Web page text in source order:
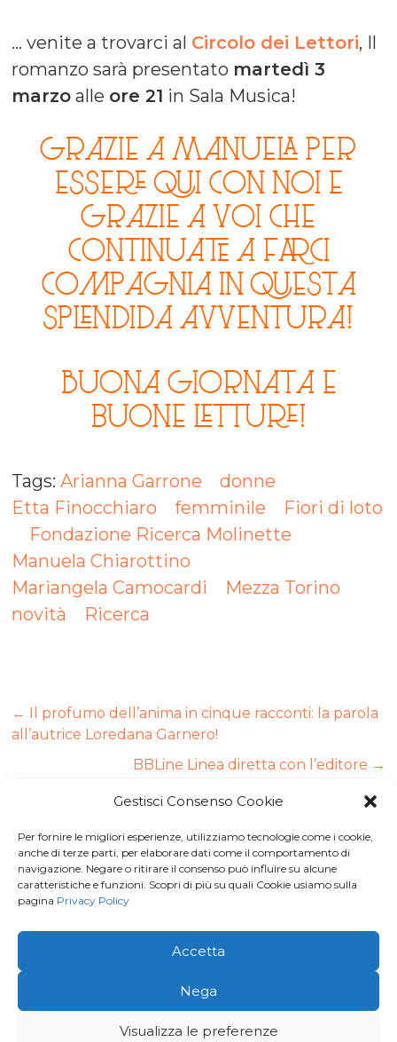
Gestisci Consenso Cookie
Per fornire le migliori esperienze, utilizziamo tecnologie come i cookie,
anche di terze parti, per elaborare dati come il comportamento di
navigazione. Negare o ritirare il consenso può influire su alcune
caratteristiche e funzioni. Scopri di più su quali Cookie usiamo sulla
pagina Privacy Policy
Accetta
Nega
Visualizza le preferenze
… venite a trovarci al Circolo dei Lettori, Il
romanzo sarà presentato martedì 3
marzo alle ore 21 in Sala Musica!
Grazie a Manuela per
essere qui con noi e
grazie a voi che
continuate a farci
compagnia in questa
splendida avventura!
Buona giornata e
buone letture!
Tags:Arianna Garrone
donne
Etta Finocchiaro
femminile
Fiori di loto
Fondazione Ricerca Molinette
Manuela Chiarottino
Mariangela Camocardi
Mezza Torino
novità
Ricerca
← Il profumo dell’anima in cinque racconti: la parola
all’autrice Loredana Garnero!
BBLine Linea diretta con l’editore →
Iscriviti aMacondo Post, la
Newsletter di BuendiaBooks
La voglio!
© 2026 · Buendia Books - P.I 11678260016 | C.F.
MGVFNC86L43L219J |Privacy Policy
Creato e aggiornato con cura daGloweb.it